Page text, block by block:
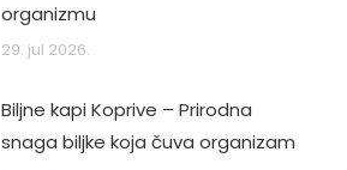
organizmu
29. jul 2026.
Biljne kapi Koprive – Prirodna
snaga biljke koja čuva organizam